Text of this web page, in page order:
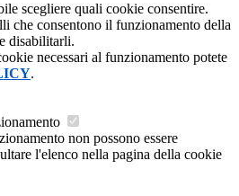
scegliere quali cookie consentire.
che consentono il funzionamento della
disabilitarli.
necessari al funzionamento potete
.
non possono essere
l'elenco nella pagina della cookie